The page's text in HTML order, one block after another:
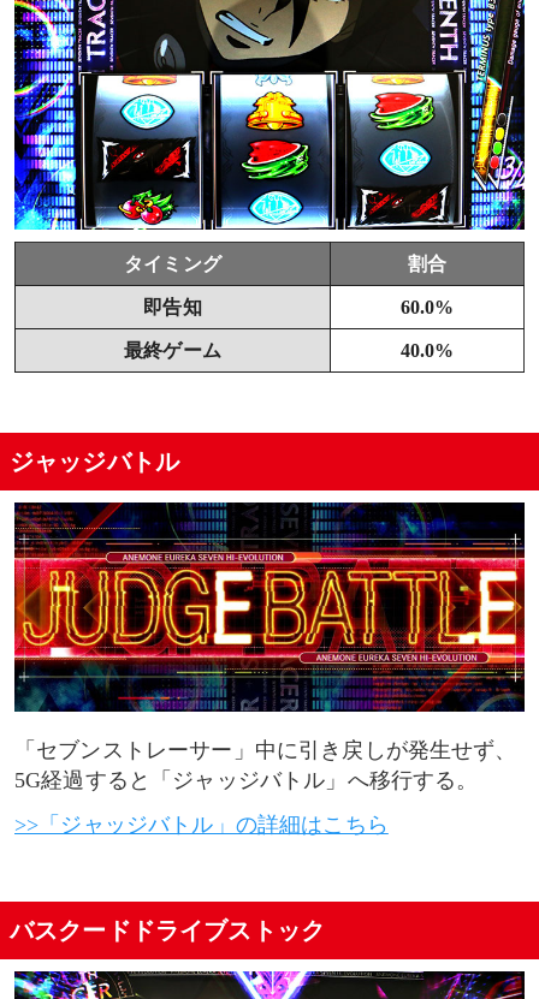
タイミング 割合
即告知 60.0%
最終ゲーム 40.0%
ジャッジバトル
「セブンストレーサー」中に引き戻しが発生せず、
5G経過すると「ジャッジバトル」へ移行する。
>>「ジャッジバトル」の詳細はこちら
バスクードドライブストック